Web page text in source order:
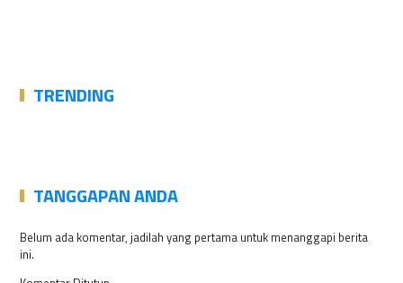
TRENDING
TANGGAPAN ANDA
Belum ada komentar, jadilah yang pertama untuk menanggapi berita
ini.